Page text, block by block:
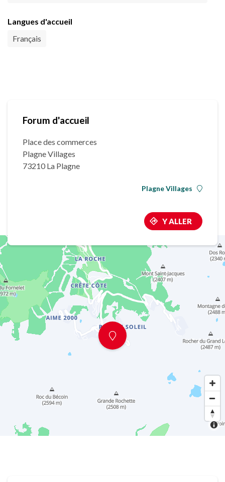
Langues d'accueil
Français
Forum d'accueil
Place des commerces
Plagne Villages
73210 La Plagne
Plagne Villages
Y ALLER